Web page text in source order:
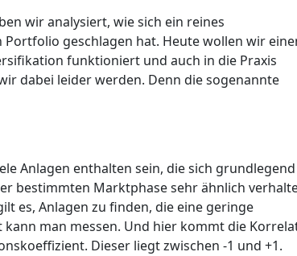
wir analysiert, wie sich ein reines
geschlagen hat. Heute wollen wir
funktioniert und auch in die Praxis
dabei leider werden. Denn die sogenannte
Anlagen enthalten sein, die sich grundlegend
bestimmten Marktphase sehr ähnlich
es, Anlagen zu finden, die eine geringe
man messen. Und hier kommt die
Dieser liegt zwischen -1 und +1.